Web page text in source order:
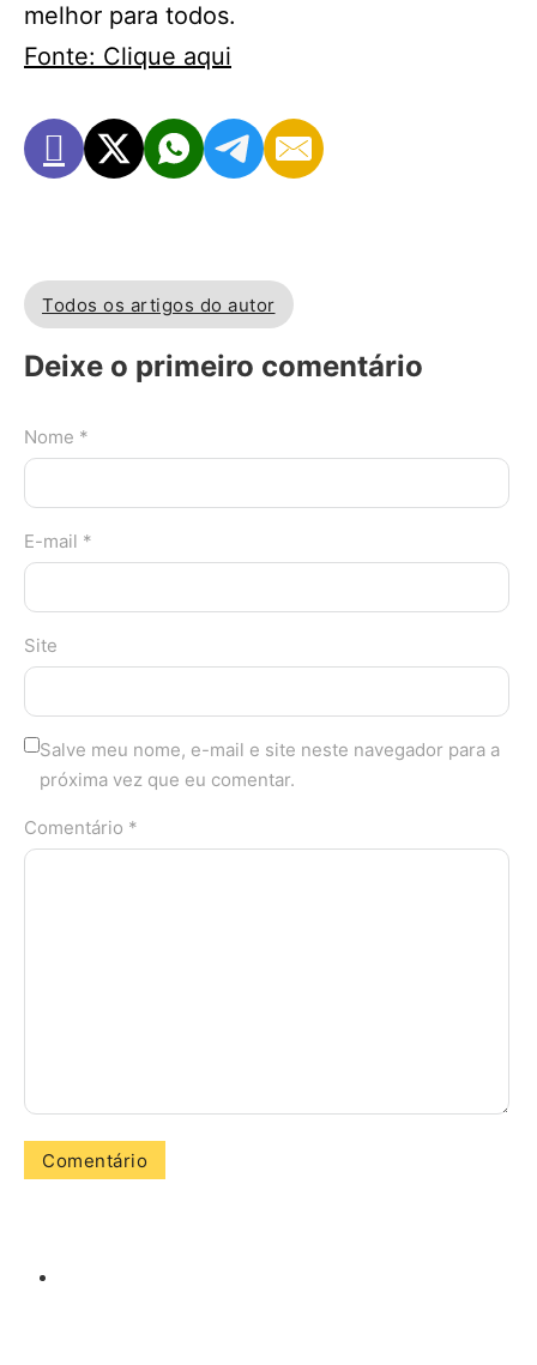
melhor para todos.
Fonte: Clique aqui
Todos os artigos do autor
Deixe o primeiro comentário
Nome *
E-mail *
Site
Salve meu nome, e-mail e site neste navegador para a
próxima vez que eu comentar.
Comentário *